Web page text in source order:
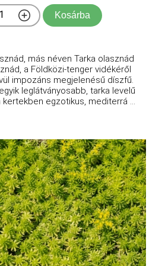
Kosárba
más néven Tarka olasznád
a Földközi-tenger vidékéről
impozáns megjelenésű díszfű.
leglátványosabb, tarka levelű
egzotikus, mediterrá ...